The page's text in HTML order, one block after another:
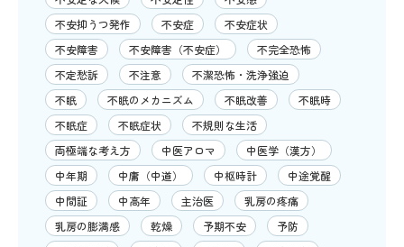
不安抑うつ発作
不安症
不安症状
不安障害
不安障害（不安症）
不完全恐怖
不定愁訴
不注意
不潔恐怖・洗浄強迫
不眠
不眠のメカニズム 不眠改善
不眠時
不眠症
不眠症状
不規則な生活
両極端な考え方
中医アロマ
中医学（漢方）
中年期
中庸（中道） 中枢時計
中途覚醒
中間証
中高年 主治医
乳房の疼痛
乳房の膨満感
乾燥 予期不安
予防